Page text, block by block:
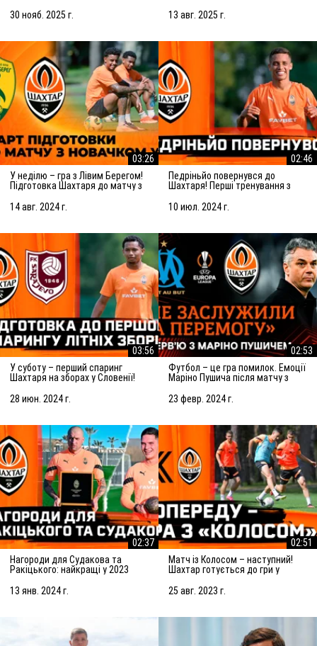
30 нояб. 2025 г.
досягнення мети
13 авг. 2025 г.
03:26
У неділю – гра з Лівим Берегом!
Підготовка Шахтаря до матчу з
14 авг. 2024 г.
02:46
Педріньйо повернувся до
Шахтаря! Перші тренування з
10 июл. 2024 г.
03:56
У суботу – перший спаринг
Шахтаря на зборах у Словенії!
Сараєвом
28 июн. 2024 г.
02:53
Футбол – це гра помилок. Емоції
Маріно Пушича після матчу з
23 февр. 2024 г.
02:37
Нагороди для Судакова та
Ракіцького: найкращі у 2023
13 янв. 2024 г.
02:51
Матч із Колосом – наступний!
Шахтар готується до гри у
25 авг. 2023 г.